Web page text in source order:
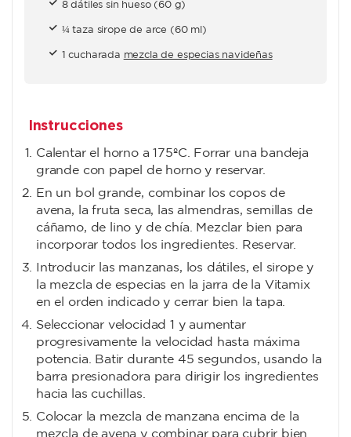
8 dátiles sin hueso (60 g)
¼ taza sirope de arce (60 ml)
1 cucharada mezcla de especias navideñas
Instrucciones
Calentar el horno a 175ºC. Forrar una bandeja
grande con papel de horno y reservar.
En un bol grande, combinar los copos de
avena, la fruta seca, las almendras, semillas de
cáñamo, de lino y de chía. Mezclar bien para
incorporar todos los ingredientes. Reservar.
Introducir las manzanas, los dátiles, el sirope y
la mezcla de especias en la jarra de la Vitamix
en el orden indicado y cerrar bien la tapa.
Seleccionar velocidad 1 y aumentar
progresivamente la velocidad hasta máxima
potencia. Batir durante 45 segundos, usando la
barra presionadora para dirigir los ingredientes
hacia las cuchillas.
Colocar la mezcla de manzana encima de la
mezcla de avena y combinar para cubrir bien